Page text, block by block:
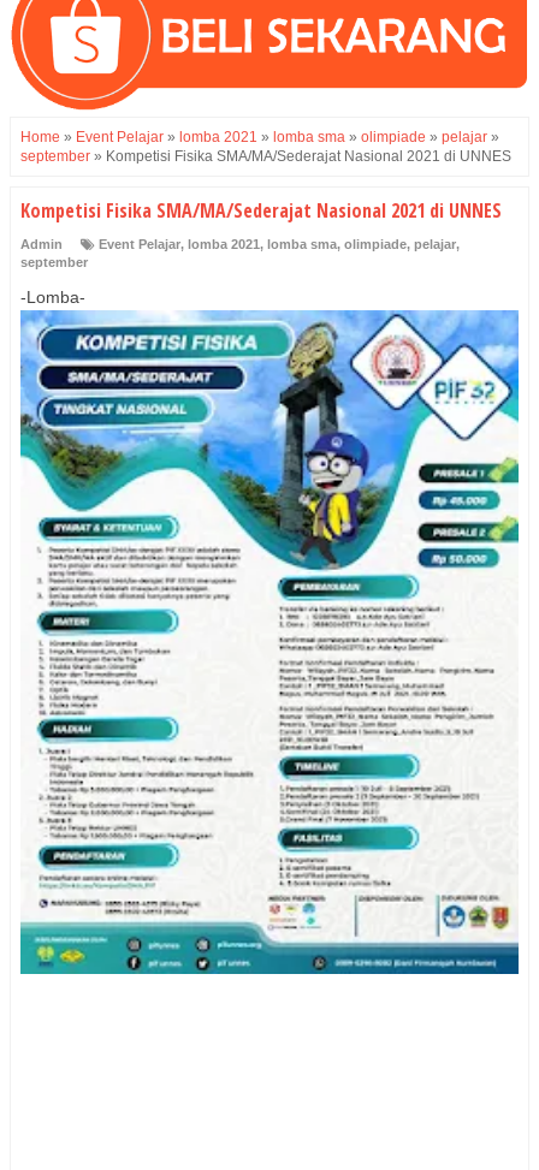
Home » Event Pelajar » lomba 2021 » lomba sma » olimpiade » pelajar »
september » Kompetisi Fisika SMA/MA/Sederajat Nasional 2021 di UNNES
Kompetisi Fisika SMA/MA/Sederajat Nasional 2021 di UNNES
Admin Event Pelajar, lomba 2021, lomba sma, olimpiade, pelajar,
september
-Lomba-